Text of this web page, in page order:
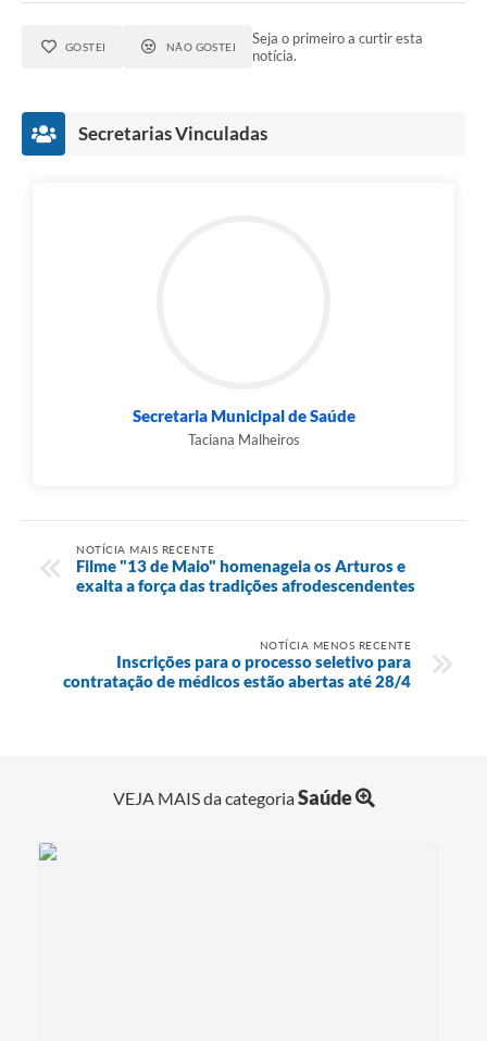
GOSTEI NÃO GOSTEI
Seja o primeiro a curtir esta
notícia.
Secretarias Vinculadas
Secretaria Municipal de Saúde
Taciana Malheiros
NOTÍCIA MAIS RECENTE
Filme "13 de Maio" homenageia os Arturos e
exalta a força das tradições afrodescendentes
NOTÍCIA MENOS RECENTE
Inscrições para o processo seletivo para
contratação de médicos estão abertas até 28/4
VEJA MAIS da categoriaSaúde